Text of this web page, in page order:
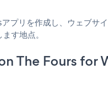
プリを作成し、ウェブ
す地点。
The Fours for